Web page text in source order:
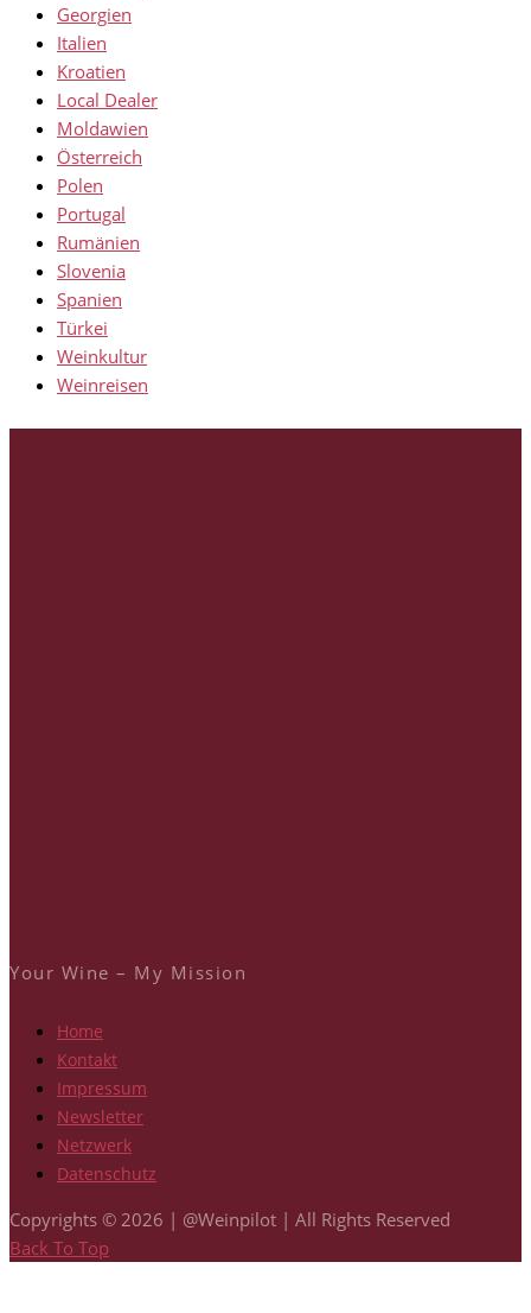
Georgien
Italien
Kroatien
Local Dealer
Moldawien
Österreich
Polen
Portugal
Rumänien
Slovenia
Spanien
Türkei
Weinkultur
Weinreisen
Your Wine – My Mission
Home
Kontakt
Impressum
Newsletter
Netzwerk
Datenschutz
Copyrights © 2026 | @Weinpilot | All Rights Reserved
Back To Top